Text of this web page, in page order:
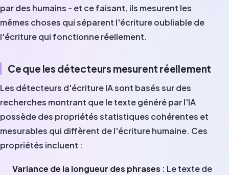
par des humains - et ce faisant, ils mesurent les
mêmes choses qui séparent l'écriture oubliable de
l'écriture qui fonctionne réellement.
Ce que les détecteurs mesurent réellement
Les détecteurs d'écriture IA sont basés sur des
recherches montrant que le texte généré par l'IA
possède des propriétés statistiques cohérentes et
mesurables qui diffèrent de l'écriture humaine. Ces
propriétés incluent :
Variance de la longueur des phrases : Le texte de